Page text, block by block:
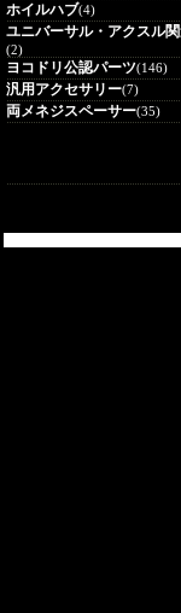
ホイルハブ(4)
ユニバーサル・アクスル
(2)
ヨコドリ公認パーツ(146)
汎用アクセサリー(7)
両メネジスペーサー(35)